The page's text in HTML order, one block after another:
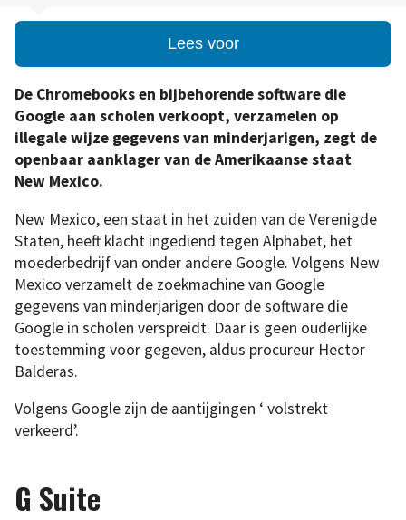
Lees voor
De Chromebooks en bijbehorende software die
Google aan scholen verkoopt, verzamelen op
illegale wijze gegevens van minderjarigen, zegt de
openbaar aanklager van de Amerikaanse staat
New Mexico.
New Mexico, een staat in het zuiden van de Verenigde
Staten, heeft klacht ingediend tegen Alphabet, het
moederbedrijf van onder andere Google. Volgens New
Mexico verzamelt de zoekmachine van Google
gegevens van minderjarigen door de software die
Google in scholen verspreidt. Daar is geen ouderlijke
toestemming voor gegeven, aldus procureur Hector
Balderas.
Volgens Google zijn de aantijgingen ‘ volstrekt
verkeerd’.
G Suite